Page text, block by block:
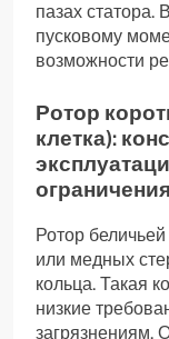
пазах статора.
пусковому
возможности
Ротор
клетка):
ограничения
Ротор
или медных
кольца. Такая
низкие
загрязнениям.